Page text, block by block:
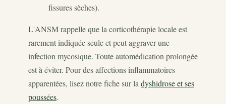
fissures sèches).
L'ANSM rappelle que la corticothérapie locale est
rarement indiquée seule et peut aggraver une
infection mycosique. Toute automédication prolongée
est à éviter. Pour des affections inflammatoires
apparentées, lisez notre fiche sur ladyshidrose et ses
poussées.